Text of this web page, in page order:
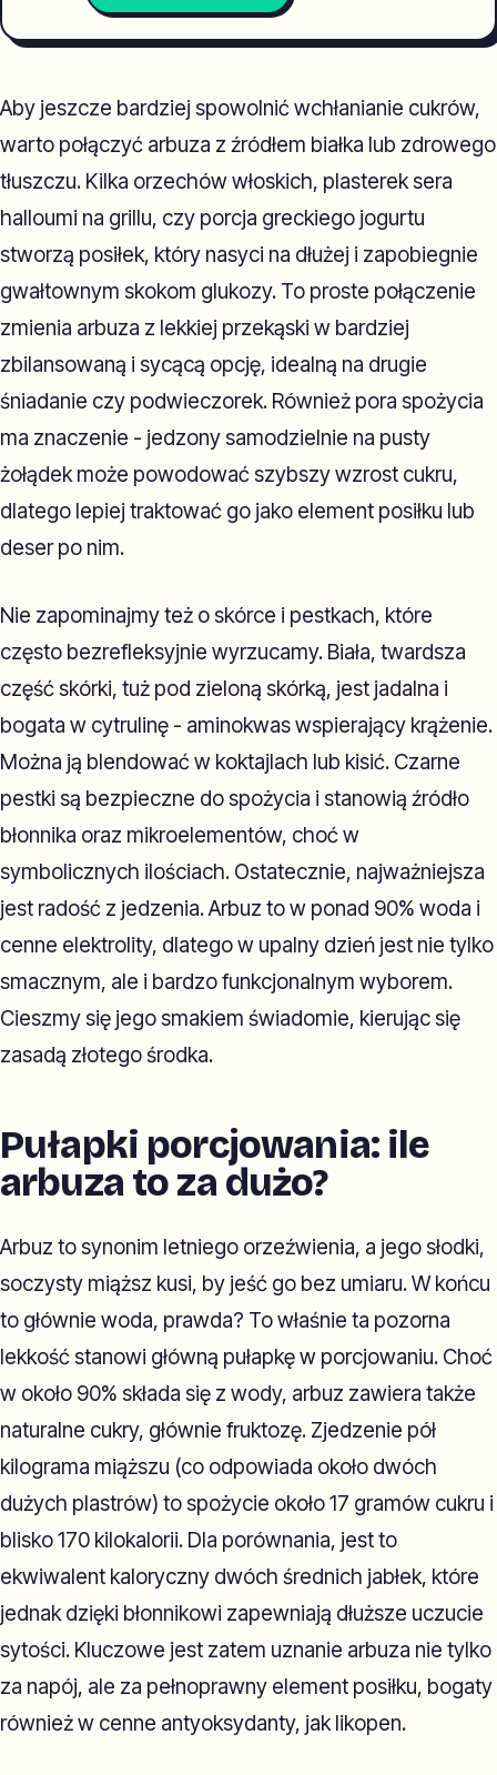
Aby jeszcze bardziej spowolnić wchłanianie cukrów,
warto połączyć arbuza z źródłem białka lub zdrowego
tłuszczu. Kilka orzechów włoskich, plasterek sera
halloumi na grillu, czy porcja greckiego jogurtu
stworzą posiłek, który nasyci na dłużej i zapobiegnie
gwałtownym skokom glukozy. To proste połączenie
zmienia arbuza z lekkiej przekąski w bardziej
zbilansowaną i sycącą opcję, idealną na drugie
śniadanie czy podwieczorek. Również pora spożycia
ma znaczenie - jedzony samodzielnie na pusty
żołądek może powodować szybszy wzrost cukru,
dlatego lepiej traktować go jako element posiłku lub
deser po nim.
Nie zapominajmy też o skórce i pestkach, które
często bezrefleksyjnie wyrzucamy. Biała, twardsza
część skórki, tuż pod zieloną skórką, jest jadalna i
bogata w cytrulinę - aminokwas wspierający krążenie.
Można ją blendować w koktajlach lub kisić. Czarne
pestki są bezpieczne do spożycia i stanowią źródło
błonnika oraz mikroelementów, choć w
symbolicznych ilościach. Ostatecznie, najważniejsza
jest radość z jedzenia. Arbuz to w ponad 90% woda i
cenne elektrolity, dlatego w upalny dzień jest nie tylko
smacznym, ale i bardzo funkcjonalnym wyborem.
Cieszmy się jego smakiem świadomie, kierując się
zasadą złotego środka.
Pułapki porcjowania: ile
arbuza to za dużo?
Arbuz to synonim letniego orzeźwienia, a jego słodki,
soczysty miąższ kusi, by jeść go bez umiaru. W końcu
to głównie woda, prawda? To właśnie ta pozorna
lekkość stanowi główną pułapkę w porcjowaniu. Choć
w około 90% składa się z wody, arbuz zawiera także
naturalne cukry, głównie fruktozę. Zjedzenie pół
kilograma miąższu (co odpowiada około dwóch
dużych plastrów) to spożycie około 17 gramów cukru i
blisko 170 kilokalorii. Dla porównania, jest to
ekwiwalent kaloryczny dwóch średnich jabłek, które
jednak dzięki błonnikowi zapewniają dłuższe uczucie
sytości. Kluczowe jest zatem uznanie arbuza nie tylko
za napój, ale za pełnoprawny element posiłku, bogaty
również w cenne antyoksydanty, jak likopen.